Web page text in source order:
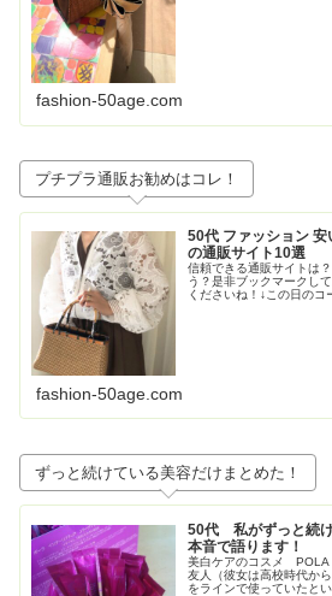
fashion-50age.com
プチプラ通販お勧めはコレ！
50代 ファッション
の通販サイト10選
信頼できる通販サイト
う？是非ブックマークし
くださいね！↓この日のコ
fashion-50age.com
ずっと続けている美容だけまとめた！
50代 私がずっと続
本音で語ります！
美白ケアのコスメ
友人（彼女は高校時代か
をラインで使っていたと